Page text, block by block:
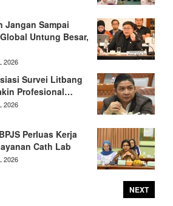
Jangan Sampai
Untung Besar,
2026
Survei Litbang
Profesional…
2026
Perluas Kerja
Cath Lab
2026
NEXT